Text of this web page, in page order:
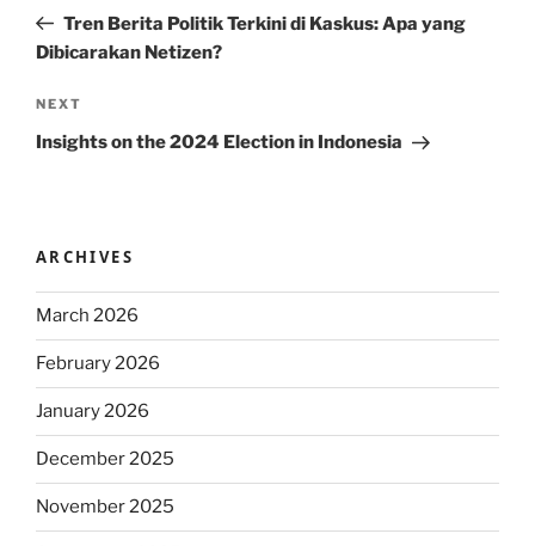
PostTren Berita Politik Terkini di Kaskus: Apa yang
Dibicarakan Netizen?
Next
Post
NEXT
Insights on the 2024 Election in Indonesia
ARCHIVES
March 2026
February 2026
January 2026
December 2025
November 2025